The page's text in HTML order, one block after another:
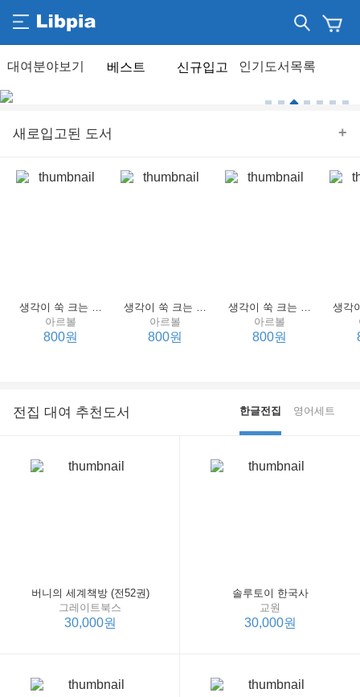
베스트 신규입고
새로입고된 도서 +
생각이 쑥 크는 세계 명작 4 : 언어 편
아르볼
800원
생각이 쑥 크는 세계 명작 3 : 언어 편
아르볼
800원
생각이 쑥 크는 세계 명작 2 : 언어 편
아르볼
800원
전집 대여 추천도서 한글전집 영어세트
버니의 세계책방 (전52권)
그레이트북스
30,000원
솔루토이 한국사
교원
30,000원